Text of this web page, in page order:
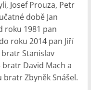
Josef Prouza, Petr
době Jan
roku 1981 pan
roku 2014 pan Jiří
Stanislav
David Mach a
Zbyněk Snášel.